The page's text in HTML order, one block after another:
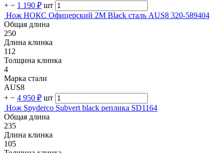
+ − 1 190 ₽ шт
Нож НОКС Офицерский 2М Black сталь AUS8 320-589404
Общая длина
250
Длина клинка
112
Толщина клинка
4
Марка стали
AUS8
+ − 4 950 ₽ шт
Нож Spyderco Subvert black реплика SD1164
Общая длина
235
Длина клинка
105